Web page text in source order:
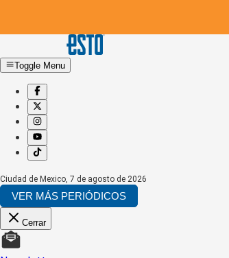
Toggle Menu
Ciudad de Mexico, 7 de agosto de 2026
VER MÁS PERIÓDICOS
Cerrar